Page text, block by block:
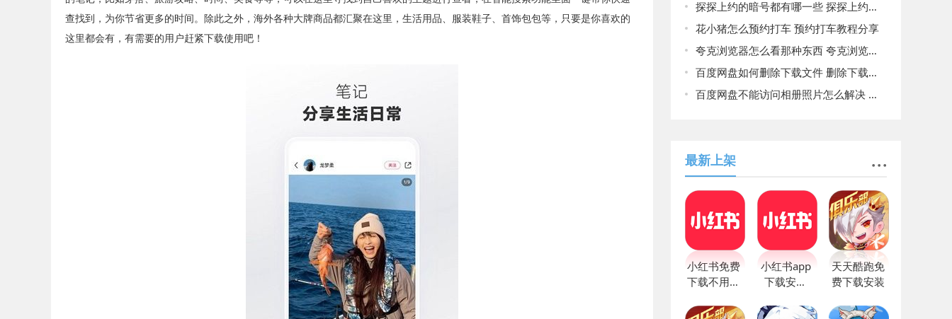
查找到，为你节省更多的时间。除此之外，海外各种大牌商品都汇聚在这里，生活用品、服装鞋子、首饰包包等，只要是你喜欢的
这里都会有，有需要的用户赶紧下载使用吧！
探探上约的暗号都有哪一些 探探上约的暗号大全
花小猪怎么预约打车 预约打车教程分享
夸克浏览器怎么看那种东西 夸克浏览器快速查看那种东西的方法
百度网盘如何删除下载文件 删除下载文件方法
百度网盘不能访问相册照片怎么解决 不能访问相册照片解决方法
最新上架
小红书免费
下载不用登
小红书app
下载安装
天天酷跑免
费下载安装